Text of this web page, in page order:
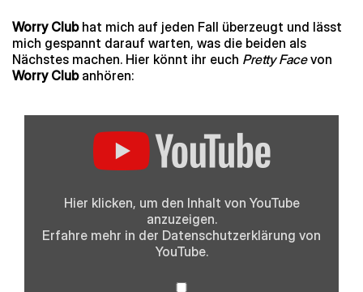
Worry Clubhat mich auf jeden Fall überzeugt und lässt
mich gespannt darauf warten, was die beiden als
Nächstes machen. Hier könnt ihr euch Pretty Facevon
Worry Clubanhören:
Hier klicken, um den Inhalt von YouTube
anzuzeigen.
Erfahre mehr in der Datenschutzerklärung von
YouTube.